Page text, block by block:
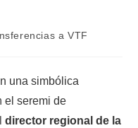
a VTF
una simbólica
el seremi de
director regional de la